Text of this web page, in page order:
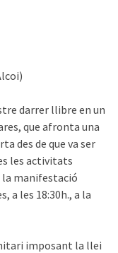
darrer llibre en un
que afronta una
des de que va ser
les activitats
la manifestació
a les 18:30h., a la
imposant la llei